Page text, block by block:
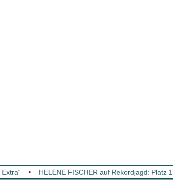
• HELENE FISCHER auf Rekordjagd: Platz